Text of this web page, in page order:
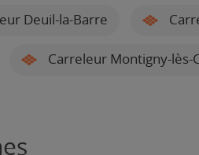
Deuil-la-Barre
Carreleur Montigny-lès-